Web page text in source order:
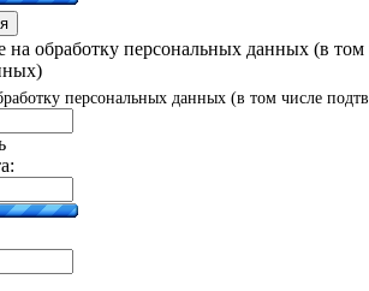
на обработку персональных данных (в
персональных данных (в том числе